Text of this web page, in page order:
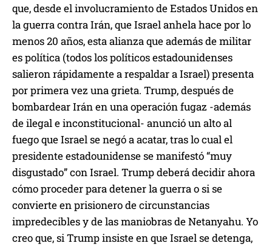
que, desde el involucramiento de Estados Unidos en
la guerra contra Irán, que Israel anhela hace por lo
menos 20 años, esta alianza que además de militar
es política (todos los políticos estadounidenses
salieron rápidamente a respaldar a Israel) presenta
por primera vez una grieta. Trump, después de
bombardear Irán en una operación fugaz -además
de ilegal e inconstitucional- anunció un alto al
fuego que Israel se negó a acatar, tras lo cual el
presidente estadounidense se manifestó “muy
disgustado” con Israel. Trump deberá decidir ahora
cómo proceder para detener la guerra o si se
convierte en prisionero de circunstancias
impredecibles y de las maniobras de Netanyahu. Yo
creo que, si Trump insiste en que Israel se detenga,